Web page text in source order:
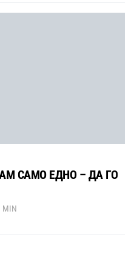
САМО ЕДНО – ДА ГО
MIN